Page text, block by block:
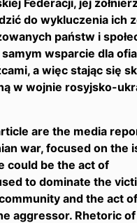
Federacji, jej
do wykluczenia ich
państw i
wsparcie dla
a więc stając się
w wojnie rosyjsko-
are the media
war, focused on the
could be the act of
to dominate the
and the act
aggressor. Rhetoric